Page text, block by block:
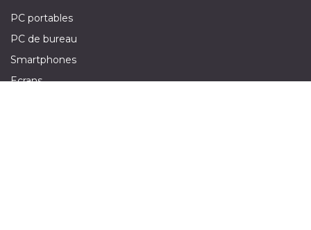
PC portables
PC de bureau
Smartphones
Ecrans